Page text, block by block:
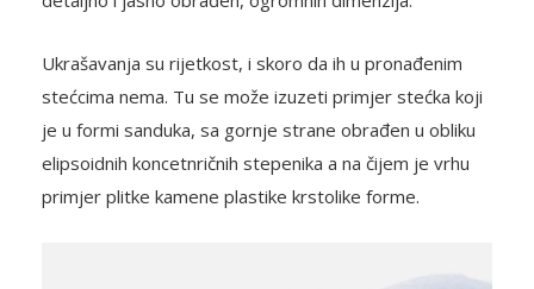
Ukrašavanja su rijetkost, i skoro da ih u pronađenim
stećcima nema. Tu se može izuzeti primjer stećka koji
je u formi sanduka, sa gornje strane obrađen u obliku
elipsoidnih koncetnričnih stepenika a na čijem je vrhu
primjer plitke kamene plastike krstolike forme.